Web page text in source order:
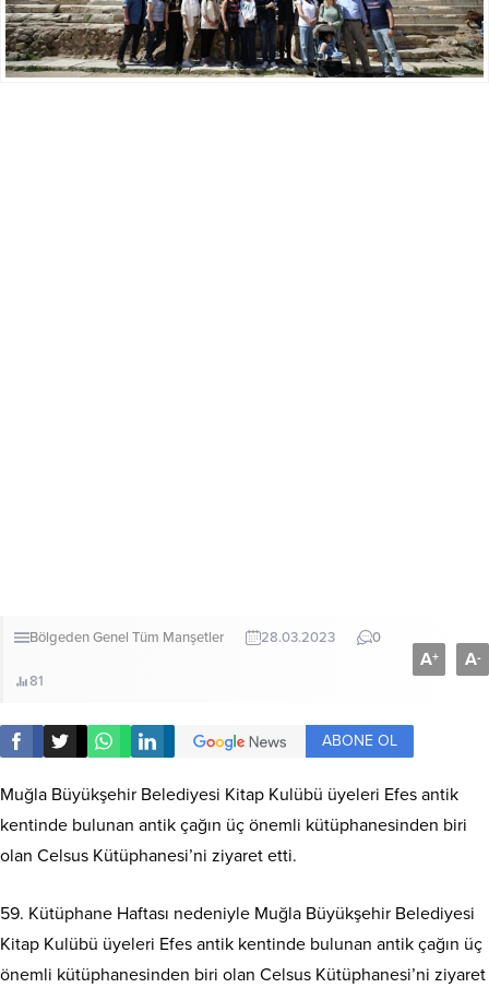
BölgedenGenel Tüm Manşetler 28.03.2023 0
81
A+ A-
ABONE OL
Muğla Büyükşehir Belediyesi Kitap Kulübü üyeleri Efes antik
kentinde bulunan antik çağın üç önemli kütüphanesinden biri
olan Celsus Kütüphanesi’ni ziyaret etti.
59. Kütüphane Haftası nedeniyle Muğla Büyükşehir Belediyesi
Kitap Kulübü üyeleri Efes antik kentinde bulunan antik çağın üç
önemli kütüphanesinden biri olan Celsus Kütüphanesi’ni ziyaret